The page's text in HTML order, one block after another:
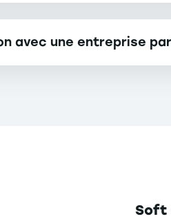
avec une entreprise
Soft